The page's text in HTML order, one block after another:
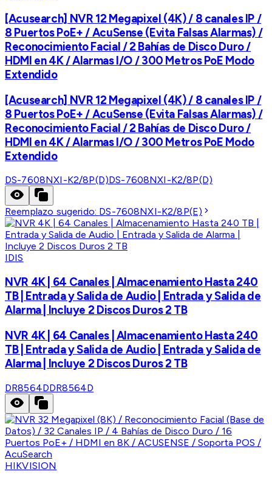
[Acusearch] NVR 12 Megapixel (4K) / 8 canales IP /
8 Puertos PoE+ / AcuSense (Evita Falsas Alarmas) /
Reconocimiento Facial / 2 Bahías de Disco Duro /
HDMI en 4K / Alarmas I/O / 300 Metros PoE Modo
Extendido
[Acusearch] NVR 12 Megapixel (4K) / 8 canales IP /
8 Puertos PoE+ / AcuSense (Evita Falsas Alarmas) /
Reconocimiento Facial / 2 Bahías de Disco Duro /
HDMI en 4K / Alarmas I/O / 300 Metros PoE Modo
Extendido
DS-7608NXI-K2/8P(D)DS-7608NXI-K2/8P(D)
Reemplazo sugerido: DS-7608NXI-K2/8P(E)
IDIS
NVR 4K | 64 Canales | Almacenamiento Hasta 240
TB | Entrada y Salida de Audio | Entrada y Salida de
Alarma | Incluye 2 Discos Duros 2 TB
NVR 4K | 64 Canales | Almacenamiento Hasta 240
TB | Entrada y Salida de Audio | Entrada y Salida de
Alarma | Incluye 2 Discos Duros 2 TB
DR8564DDR8564D
HIKVISION